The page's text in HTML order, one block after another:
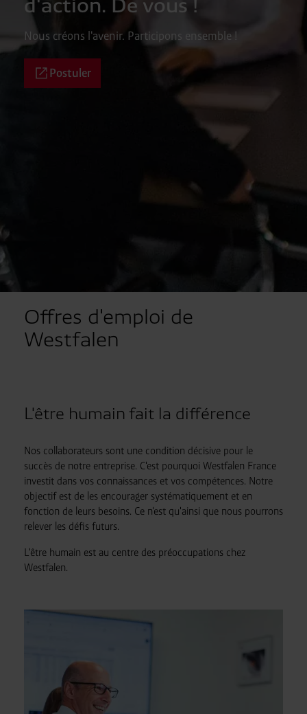
d'action. De vous !
Nous créons l'avenir. Participons ensemble !
Postuler
Offres d'emploi de
Westfalen
L'être humain fait la différence
Nos collaborateurs sont une condition décisive pour le
succès de notre entreprise. C'est pourquoi Westfalen France
investit dans vos connaissances et vos compétences. Notre
objectif est de les encourager systématiquement et en
fonction de leurs besoins. Ce n'est qu'ainsi que nous pourrons
relever les défis futurs.
L'être humain est au centre des préoccupations chez
Westfalen.